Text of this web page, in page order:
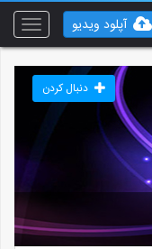
Toggle
آپلود ویدیو
دنبال کردن